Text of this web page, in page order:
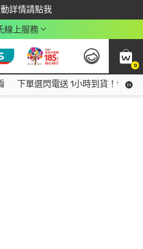
詳情請點我
最高回饋$350
線上服務
0
下單選閃電送 1小時到貨！領神